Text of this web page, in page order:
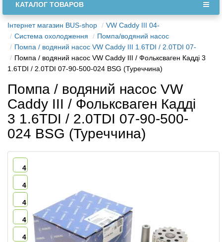
КАТАЛОГ ТОВАРОВ
Інтернет магазин BUS-shop
VW Caddy III 04-
Система охолодження
Помпа/водяний насос
Помпа / водяний насос VW Caddy III 1.6TDI / 2.0TDI 07-
Помпа / водяний насос VW Caddy III / Фольксваген Кадді 3
1.6TDI / 2.0TDI 07-90-500-024 BSG (Туреччина)
Помпа / водяний насос VW
Caddy III / Фольксваген Кадді
3 1.6TDI / 2.0TDI 07-90-500-
024 BSG (Туреччина)
4
4
4
4
4